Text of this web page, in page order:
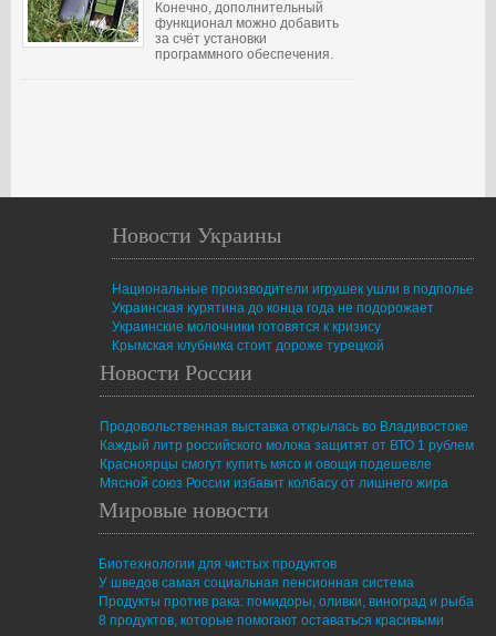
Конечно, дополнительный
функционал можно добавить
за счёт установки
программного обеспечения.
Новости Украины
Национальные производители игрушек ушли в подполье
Украинская курятина до конца года не подорожает
Украинские молочники готовятся к кризису
Крымская клубника стоит дороже турецкой
Новости России
Продовольственная выставка открылась во Владивостоке
Каждый литр российского молока защитят от ВТО 1 рублем
Красноярцы смогут купить мясо и овощи подешевле
Мясной союз России избавит колбасу от лишнего жира
Мировые новости
Биотехнологии для чистых продуктов
У шведов самая социальная пенсионная система
Продукты против рака: помидоры, оливки, виноград и рыба
8 продуктов, которые помогают оставаться красивыми